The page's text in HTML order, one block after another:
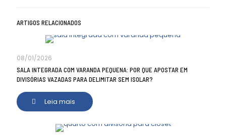
ARTIGOS RELACIONADOS
08/01/2026
SALA INTEGRADA COM VARANDA PEQUENA: POR QUE APOSTAR EM
DIVISÓRIAS VAZADAS PARA DELIMITAR SEM ISOLAR?
Leia mais